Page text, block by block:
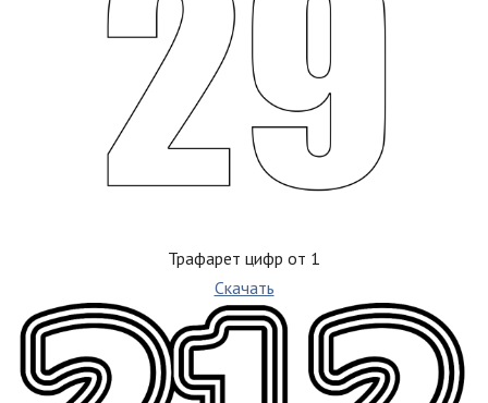
Трафарет цифр от 1
Скачать